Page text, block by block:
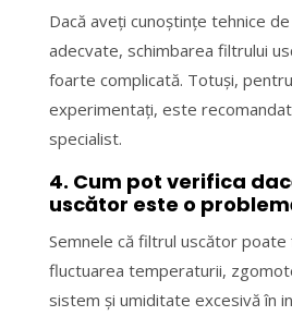
Dacă aveți cunoștințe tehnice
adecvate, schimbarea filtrului
foarte complicată. Totuși,
experimentați, este
specialist.
4. Cum pot verifica
uscător este o
Semnele că filtrul uscător
fluctuarea temperaturii,
sistem și umiditate excesivă în